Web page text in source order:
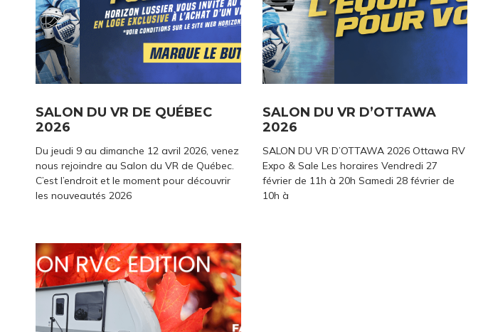
SALON DU VR DE QUÉBEC
2026
Du jeudi 9 au dimanche 12 avril 2026, venez
nous rejoindre au Salon du VR de Québec.
C’est l’endroit et le moment pour découvrir
les nouveautés 2026
SALON DU VR D’OTTAWA
2026
SALON DU VR D’OTTAWA 2026 Ottawa RV
Expo & Sale Les horaires Vendredi 27
février de 11h à 20h Samedi 28 février de
10h à